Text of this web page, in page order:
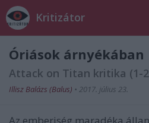
Kritizátor
Óriások árnyékában
Attack on Titan kritika (1-
Illisz Balázs (Balus) • 2017. július 23.